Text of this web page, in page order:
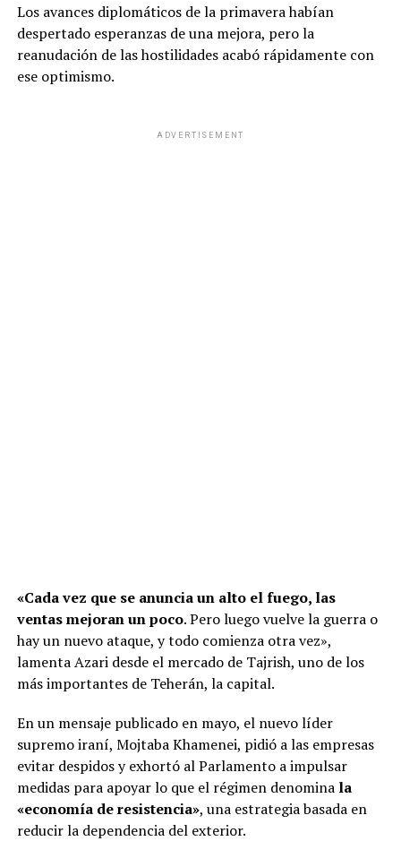
Los avances diplomáticos de la primavera habían
despertado esperanzas de una mejora, pero la
reanudación de las hostilidades acabó rápidamente con
ese optimismo.
ADVERTISEMENT
«Cada vez que se anuncia un alto el fuego, las
ventas mejoran un poco. Pero luego vuelve la guerra o
hay un nuevo ataque, y todo comienza otra vez»,
lamenta Azari desde el mercado de Tajrish, uno de los
más importantes de Teherán, la capital.
En un mensaje publicado en mayo, el nuevo líder
supremo iraní, Mojtaba Khamenei, pidió a las empresas
evitar despidos y exhortó al Parlamento a impulsar
medidas para apoyar lo que el régimen denomina la
«economía de resistencia», una estrategia basada en
reducir la dependencia del exterior.